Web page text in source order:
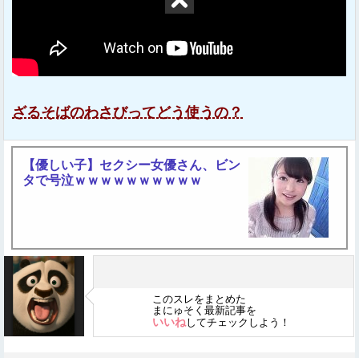
ざるそばのわさびってどう使うの？
【優しい子】セクシー女優さん、ビン
タで号泣ｗｗｗｗｗｗｗｗｗｗ
このスレをまとめた
まにゅそく最新記事を
いいねしてチェックしよう！